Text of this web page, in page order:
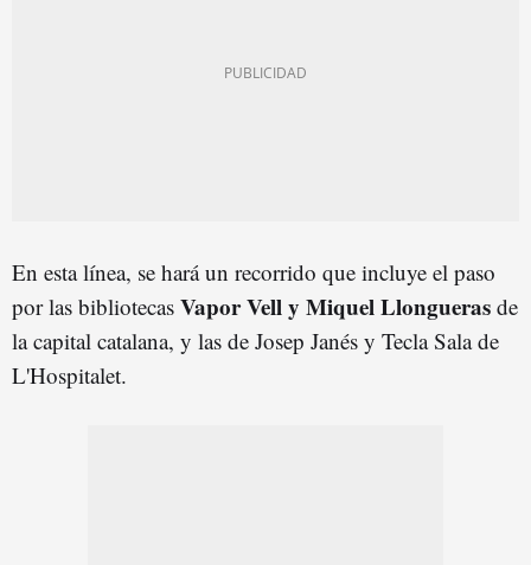
En esta línea, se hará un recorrido que incluye el paso
por las bibliotecas Vapor Vell y Miquel Llongueras de
la capital catalana, y las de Josep Janés y Tecla Sala de
L'Hospitalet.